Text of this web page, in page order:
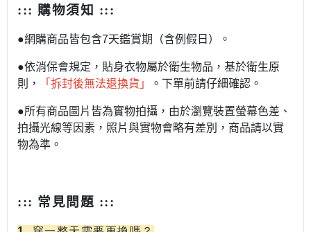
::: 購物須知 :::
●網購商品皆包含7天鑑賞期（含例假日）。
●依消保會規定，貼身衣物屬於衛生物品，基於衛生原
則，
「拆封後無法退換貨」 。下單前請仔細確認。
●所有商品圖片皆為實物拍攝，由於瀏覽裝置螢幕色差、
拍攝光線等因素，照片與實物會略有差別，商品請以實
物為準。
::: 常見問題 :::